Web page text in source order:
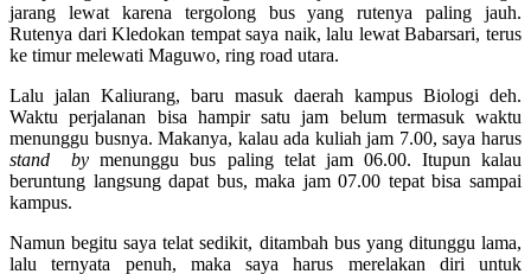
jarang lewat karena tergolong bus yang rutenya paling jauh.
Rutenya dari Kledokan tempat saya naik, lalu lewat Babarsari, terus
ke timur melewati Maguwo, ring road utara.
Lalu jalan Kaliurang, baru masuk daerah kampus Biologi deh.
Waktu perjalanan bisa hampir satu jam belum termasuk waktu
menunggu busnya. Makanya, kalau ada kuliah jam 7.00, saya harus
stand by menunggu bus paling telat jam 06.00. Itupun kalau
beruntung langsung dapat bus, maka jam 07.00 tepat bisa sampai
kampus.
Namun begitu saya telat sedikit, ditambah bus yang ditunggu lama,
lalu ternyata penuh, maka saya harus merelakan diri untuk